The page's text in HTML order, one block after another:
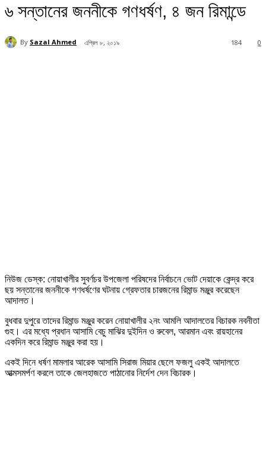
৬ সন্তানের জননীকে গণধর্ষণ, ৪ জন রিমান্ডে
By Sazal Ahmed এপ্রিল ৮, ২০১৯ 0
184
নিউজ ডেস্ক: নোয়াখালীর সুবর্ণচর উপজেলা পরিষদের নির্বাচনে ভোট দেয়াকে কেন্দ্র করে
ছয় সন্তানের জননীকে গণধর্ষণের ঘটনায় গ্রেফতার চারজনের রিমান্ড মঞ্জুর করেছেন
আদালত।
বুধবার দুপুরে তাদের রিমান্ড মঞ্জুর করেন নোয়াখালীর ২নং আমলি আদালতের বিচারক নবনীতা
গুহ। এর মধ্যে প্রধান আসামি বেচু মাঝির দুইদিন ও রুবেল, আরমান এবং রায়হানের
একদিন করে রিমান্ড মঞ্জুর করা হয়।
একই দিনে ধর্ষণ মামলার আরেক আসামি সিরাজ মিয়ার ছেলে ফজলু একই আদালতে
আত্মসমর্পণ করলে তাকে জেলহাজতে পাঠানোর নির্দেশ দেন বিচারক।